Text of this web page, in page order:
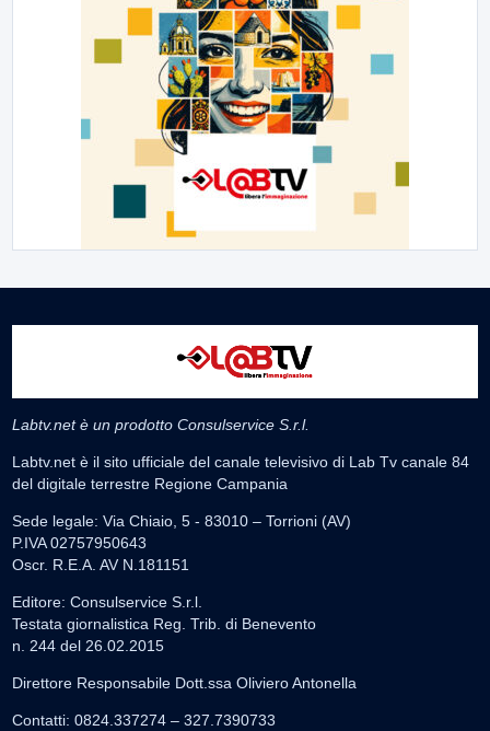
Labtv.net è un prodotto Consulservice S.r.l.
Labtv.net è il sito ufficiale del canale televisivo di Lab Tv canale 84
del digitale terrestre Regione Campania
Sede legale: Via Chiaio, 5 - 83010 – Torrioni (AV)
P.IVA 02757950643
Oscr. R.E.A. AV N.181151
Editore: Consulservice S.r.l.
Testata giornalistica Reg. Trib. di Benevento
n. 244 del 26.02.2015
Direttore Responsabile Dott.ssa Oliviero Antonella
Contatti: 0824.337274 – 327.7390733